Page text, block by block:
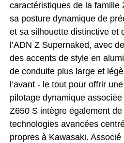
caractéristiques de la famille
sa posture dynamique de
et sa silhouette distinctive et
l’ADN Z Supernaked, avec
des accents de style en
de conduite plus large et
l’avant - le tout pour offrir
pilotage dynamique
Z650 S intègre également
technologies avancées
propres à Kawasaki.